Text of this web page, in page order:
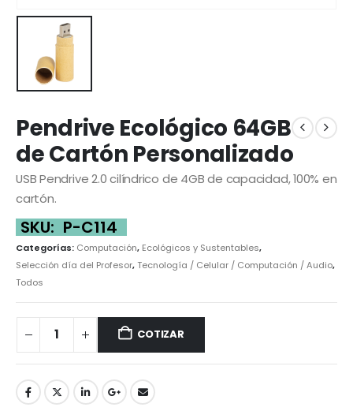
Pendrive Ecológico 64GB
de Cartón Personalizado
USB Pendrive 2.0 cilíndrico de 4GB de capacidad, 100% en
cartón.
SKU: P-C114
Categorías: Computación, Ecológicos y Sustentables,
Selección día del Profesor,Tecnología / Celular / Computación / Audio,
Todos
COTIZAR